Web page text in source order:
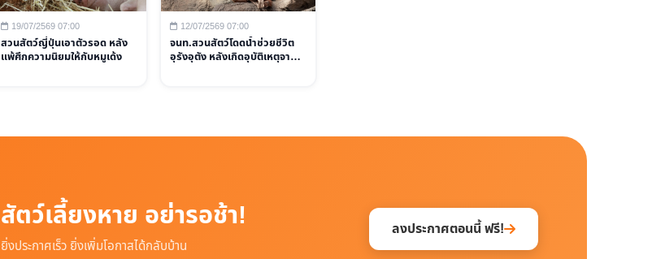
19/07/2569 07:00
สวนสัตว์ญี่ปุ่นเอาตัวรอด หลัง
แพ้ศึกความนิยมให้กับหมูเด้ง
12/07/2569 07:00
จนท.สวนสัตว์โดดน้ำช่วยชีวิต
อุรังอุตัง หลังเกิดอุบัติเหตุจาก
สัตว์เลี้ยงหาย อย่ารอช้า!
ยิ่งประกาศเร็ว ยิ่งเพิ่มโอกาสได้กลับบ้าน
ลงประกาศตอนนี้ ฟรี!